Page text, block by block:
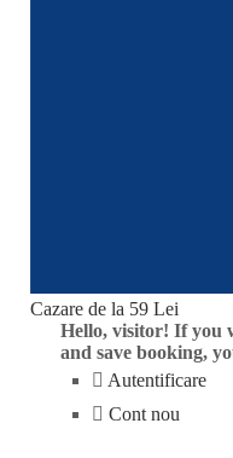
Cazare de la 59 Lei
Hello, visitor! If you
and save booking,
Autentificare
Cont nou